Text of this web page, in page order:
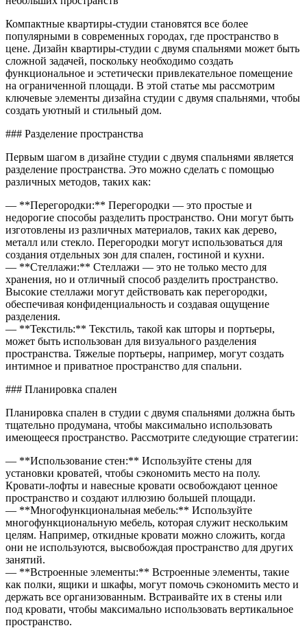
Компактные квартиры-студии становятся все более
популярными в современных городах, где пространство в
цене. Дизайн квартиры-студии с двумя спальнями может быть
сложной задачей, поскольку необходимо создать
функциональное и эстетически привлекательное помещение
на ограниченной площади. В этой статье мы рассмотрим
ключевые элементы дизайна студии с двумя спальнями, чтобы
создать уютный и стильный дом.
### Разделение пространства
Первым шагом в дизайне студии с двумя спальнями является
разделение пространства. Это можно сделать с помощью
различных методов, таких как:
— **Перегородки:** Перегородки — это простые и
недорогие способы разделить пространство. Они могут быть
изготовлены из различных материалов, таких как дерево,
металл или стекло. Перегородки могут использоваться для
создания отдельных зон для спален, гостиной и кухни.
— **Стеллажи:** Стеллажи — это не только место для
хранения, но и отличный способ разделить пространство.
Высокие стеллажи могут действовать как перегородки,
обеспечивая конфиденциальность и создавая ощущение
разделения.
— **Текстиль:** Текстиль, такой как шторы и портьеры,
может быть использован для визуального разделения
пространства. Тяжелые портьеры, например, могут создать
интимное и приватное пространство для спальни.
### Планировка спален
Планировка спален в студии с двумя спальнями должна быть
тщательно продумана, чтобы максимально использовать
имеющееся пространство. Рассмотрите следующие стратегии:
— **Использование стен:** Используйте стены для
установки кроватей, чтобы сэкономить место на полу.
Кровати-лофты и навесные кровати освобождают ценное
пространство и создают иллюзию большей площади.
— **Многофункциональная мебель:** Используйте
многофункциональную мебель, которая служит нескольким
целям. Например, откидные кровати можно сложить, когда
они не используются, высвобождая пространство для других
занятий.
— **Встроенные элементы:** Встроенные элементы, такие
как полки, ящики и шкафы, могут помочь сэкономить место и
держать все организованным. Встраивайте их в стены или
под кровати, чтобы максимально использовать вертикальное
пространство.